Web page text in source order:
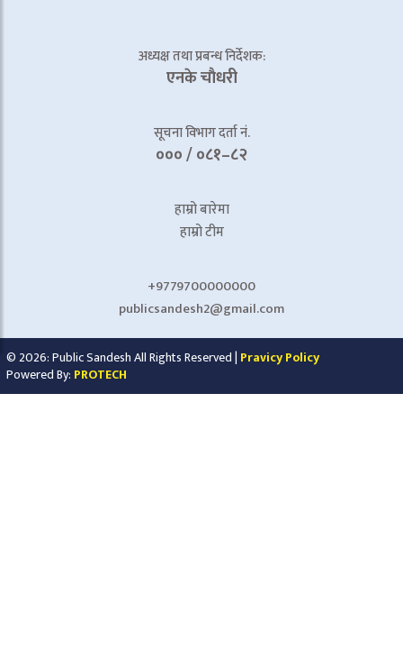
अध्यक्ष तथा प्रबन्ध निर्देशक:
एनके चाैधरी
सूचना विभाग दर्ता नं.
००० / ०८१–८२
हाम्रो बारेमा
हाम्रो टीम
+9779700000000
publicsandesh2@gmail.com
© 2026: Public Sandesh All Rights Reserved | Pravicy Policy
Powered By: PROTECH